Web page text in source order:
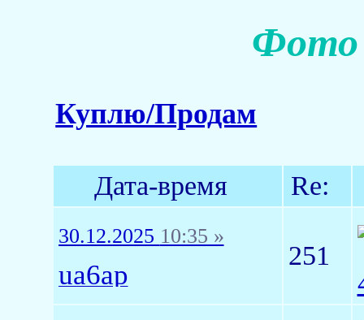
Фото
Куплю/Продам
Дата-время Re:
30.12.2025 10:35 »
ua6ap
251